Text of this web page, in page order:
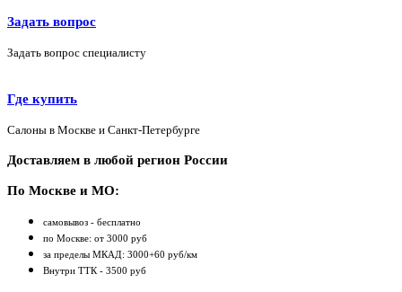
Задать вопрос
Задать вопрос специалисту
Где купить
Салоны в Москве и Санкт-Петербурге
Доставляем в любой регион России
По Москве и МО:
самовывоз - бесплатно
по Москве: от 3000 руб
за пределы МКАД: 3000+60 руб/км
Внутри ТТК - 3500 руб